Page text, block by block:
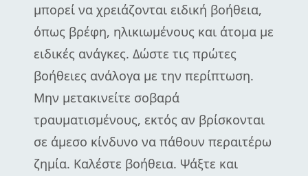
μπορεί να χρειάζονται ειδική βοήθεια,
όπως βρέφη, ηλικιωμένους και άτομα με
ειδικές ανάγκες. Δώστε τις πρώτες
βοήθειες ανάλογα με την περίπτωση.
Μην μετακινείτε σοβαρά
τραυματισμένους, εκτός αν βρίσκονται
σε άμεσο κίνδυνο να πάθουν περαιτέρω
ζημία. Καλέστε βοήθεια. Ψάξτε και